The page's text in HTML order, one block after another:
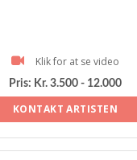
Klik for at se video
Pris: Kr. 3.500 - 12.000
KONTAKT ARTISTEN